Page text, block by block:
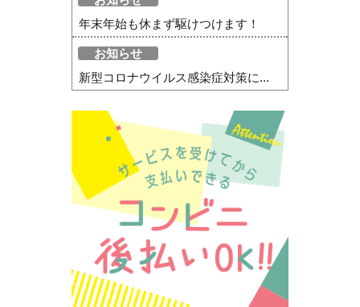
年末年始も休まず駆けつけます！
お知らせ
新型コロナウイルス感染症対策に...